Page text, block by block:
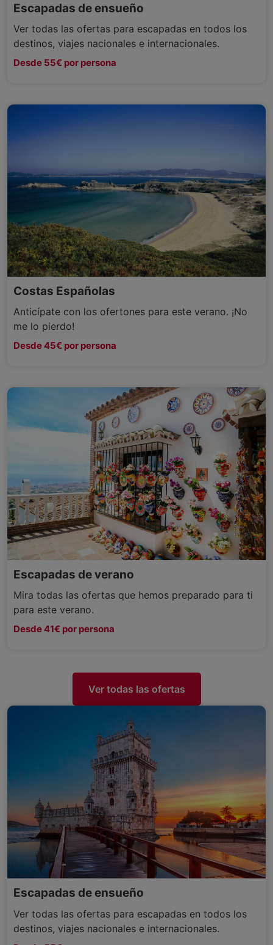
Escapadas de ensueño
Ver todas las ofertas para escapadas en todos los
destinos, viajes nacionales e internacionales.
Desde 55€ por persona
Costas Españolas
Anticípate con los ofertones para este verano. ¡No
me lo pierdo!
Desde 45€ por persona
Escapadas de verano
Mira todas las ofertas que hemos preparado para ti
para este verano.
Desde 41€ por persona
Ver todas las ofertas
Escapadas de ensueño
Ver todas las ofertas para escapadas en todos los
destinos, viajes nacionales e internacionales.